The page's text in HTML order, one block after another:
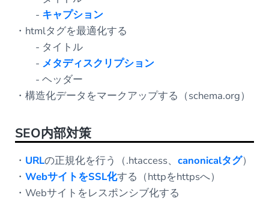
- キャプション
・htmlタグを最適化する
- タイトル
- メタディスクリプション
- ヘッダー
・構造化データをマークアップする（schema.org）
SEO内部対策
・ URLの正規化を行う（.htaccess、 canonicalタグ）
・ WebサイトをSSL化する（httpをhttpsへ）
・Webサイトをレスポンシブ化する